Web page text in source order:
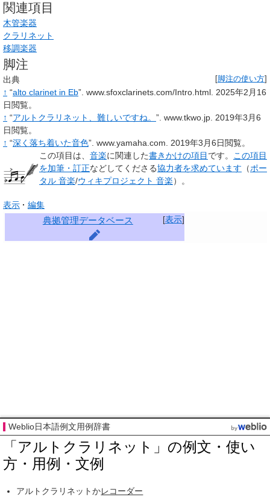
関連項目
木管楽器
クラリネット
移調楽器
脚注
脚注の使い方
出典
↑ “alto clarinet in Eb”. www.sfoxclarinets.com/Intro.html. 2025年2月16
日閲覧。
↑ “アルトクラリネット、難しいですね。 ”. www.tkwo.jp. 2019年3月6
日閲覧。
↑ “深く落ち着いた音色”. www.yamaha.com. 2019年3月6日閲覧。
この項目は、 音楽に関連した書きかけの項目 です。 この項目
を加筆・訂正などしてくださる協力者を求めています （ポー
タル 音楽/ウィキプロジェクト 音楽）。
表示
編集
[表示]
典拠管理データベース
Weblio日本語例文用例辞書
「アルトクラリネット」の例文・使い
方・用例・文例
アルトクラリネットかレコーダー